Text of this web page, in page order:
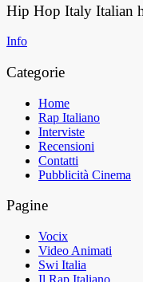
Hip Hop Italy Italian
Info
Categorie
Home
Rap Italiano
Interviste
Recensioni
Contatti
Pubblicità Cinema
Pagine
Vocix
Video Animati
Swi Italia
Il Rap Italiano